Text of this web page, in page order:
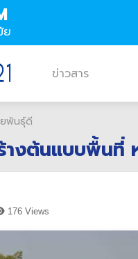
ย
ข่าวสาร
พันธุ์ดี
างต้นแบบพื้น
176 Views